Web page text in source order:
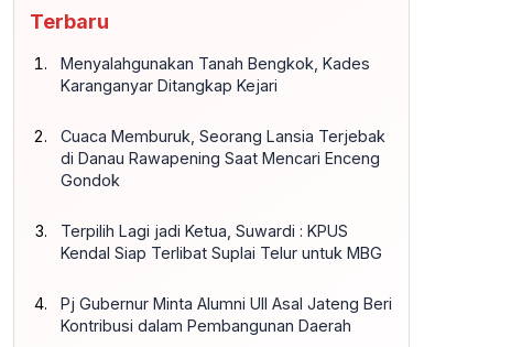
Terbaru
Menyalahgunakan Tanah Bengkok, Kades
Karanganyar Ditangkap Kejari
Cuaca Memburuk, Seorang Lansia Terjebak
di Danau Rawapening Saat Mencari Enceng
Gondok
Terpilih Lagi jadi Ketua, Suwardi : KPUS
Kendal Siap Terlibat Suplai Telur untuk MBG
Pj Gubernur Minta Alumni UII Asal Jateng Beri
Kontribusi dalam Pembangunan Daerah